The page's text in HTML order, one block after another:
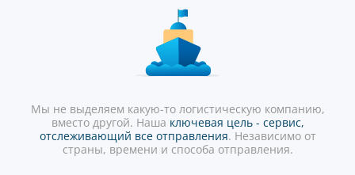
Мы не выделяем какую-то логистическую компанию,
вместо другой. Наша ключевая цель - сервис,
отслеживающий все отправления. Независимо от
страны, времени и способа отправления.